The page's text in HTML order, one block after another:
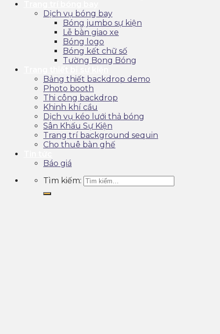
Dịch vụ bóng bay
Bóng jumbo sự kiện
Lễ bàn giao xe
Bóng logo
Bóng kết chữ số
Tường Bong Bóng
Bảng thiết backdrop demo
Photo booth
Thi công backdrop
Khinh khí cầu
Dịch vụ kéo lưới thả bóng
Sân Khấu Sự Kiện
Trang trí background sequin
Cho thuê bàn ghế
Báo giá
Tìm kiếm: